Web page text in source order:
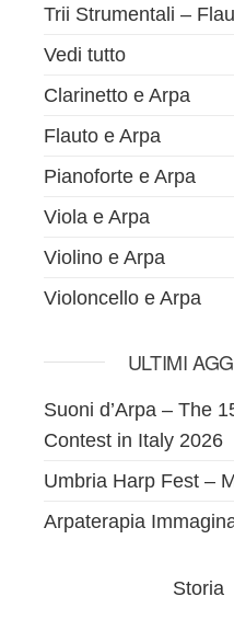
Trii Strumentali –
Vedi tutto
Clarinetto e Arpa
Flauto e Arpa
Pianoforte e Arpa
Viola e Arpa
Violino e Arpa
Violoncello e Arpa
ULTIMI
Suoni d’Arpa – The
Contest in Italy 2026
Umbria Harp Fest –
Arpaterapia
Storia